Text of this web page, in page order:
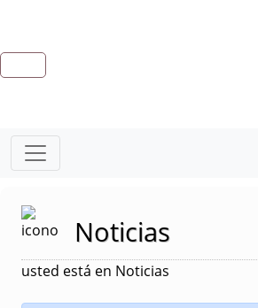
Noticias
usted está en Noticias